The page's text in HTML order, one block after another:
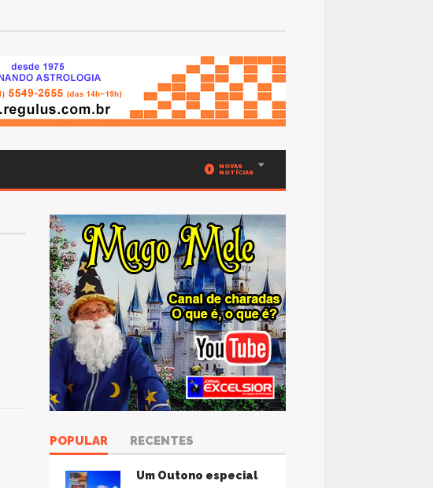
0
NOVAS
NOTÍCIAS
POPULAR RECENTES
Um Outono especial